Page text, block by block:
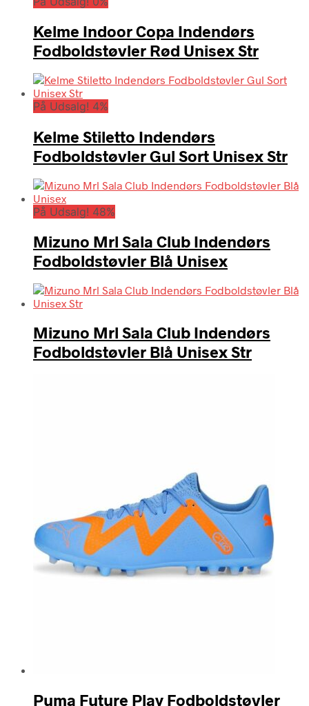
Kelme Indoor Copa Indendørs
Fodboldstøvler Rød Unisex Str
På Udsalg! 4%
Kelme Stiletto Indendørs
Fodboldstøvler Gul Sort Unisex Str
På Udsalg! 48%
Mizuno Mrl Sala Club Indendørs
Fodboldstøvler Blå Unisex
Mizuno Mrl Sala Club Indendørs
Fodboldstøvler Blå Unisex Str
Puma Future Play Fodboldstøvler